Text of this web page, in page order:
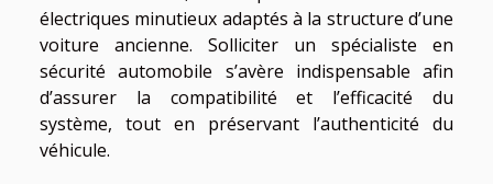
électriques minutieux adaptés à la structure d’une
voiture ancienne. Solliciter un spécialiste en
sécurité automobile s’avère indispensable afin
d’assurer la compatibilité et l’efficacité du
système, tout en préservant l’authenticité du
véhicule.